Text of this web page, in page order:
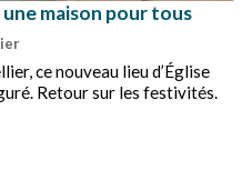
maison pour tous
ce nouveau lieu d’Église
Retour sur les festivités.